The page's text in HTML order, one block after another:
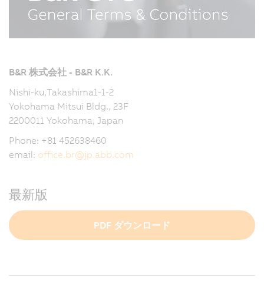
B&R 株式会社 - B&R K.K.
Nishi-ku,Takashima1-1-2
Yokohama Mitsui Bldg., 23F
2200011 Yokohama, Japan
Phone: +81 452638460
email: office.br@jp.abb.com
最新版
PDF ダウンロード